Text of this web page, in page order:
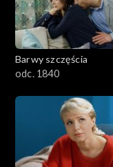
Barwy szczęścia
odc. 1840